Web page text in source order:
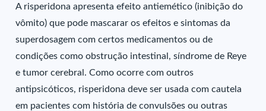
A risperidona apresenta efeito antiemético (inibição do
vômito) que pode mascarar os efeitos e sintomas da
superdosagem com certos medicamentos ou de
condições como obstrução intestinal, síndrome de Reye
e tumor cerebral. Como ocorre com outros
antipsicóticos, risperidona deve ser usada com cautela
em pacientes com história de convulsões ou outras